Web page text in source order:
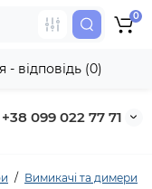
+38 099 022 77 71
0
Вимикачі та димери
- відповідь (0)